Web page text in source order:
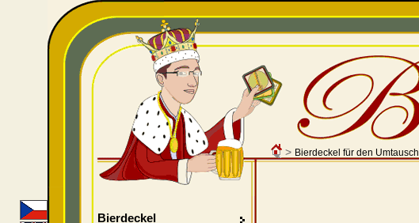
> Bierdeckel für den Umtausch
Bierdeckel